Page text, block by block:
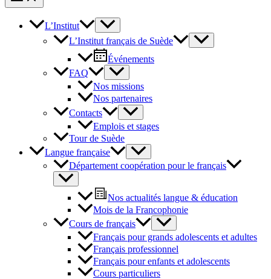
L’Institut
L’Institut français de Suède
Événements
FAQ
Nos missions
Nos partenaires
Contacts
Emplois et stages
Tour de Suède
Langue française
Département coopération pour le français
Nos actualités langue & éducation
Mois de la Francophonie
Cours de français
Français pour grands adolescents et adultes
Français professionnel
Français pour enfants et adolescents
Cours particuliers